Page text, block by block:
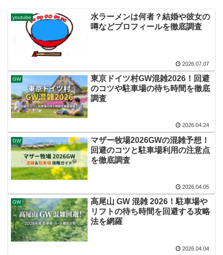
youtube
水ラーメンは何者？結婚や彼女の
噂などプロフィールを徹底調査
2026.07.07
GW
東京ドイツ村GW混雑2026！回避
のコツや駐車場の待ち時間を徹底
調査
2026.04.24
GW
マザー牧場2026GWの混雑予想！
回避のコツと駐車場利用の注意点
を徹底調査
2026.04.05
GW
高尾山 GW 混雑 2026！駐車場や
リフトの待ち時間を回避する攻略
法を網羅
2026.04.04